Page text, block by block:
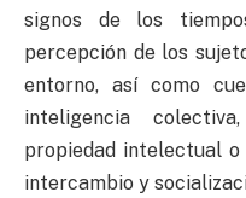
signos de los
percepción de los
entorno, así como
inteligencia
propiedad intelectual
intercambio y